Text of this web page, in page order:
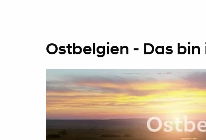
Ostbelgien - Das bin